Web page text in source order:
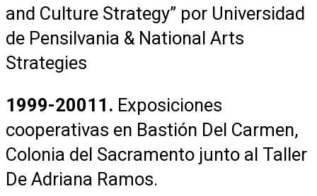
and Culture Strategy” por Universidad
de Pensilvania & National Arts
Strategies
1999-20011. Exposiciones
cooperativas en Bastión Del Carmen,
Colonia del Sacramento junto al Taller
De Adriana Ramos.